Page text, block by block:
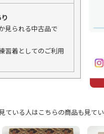
見られる中古品で
習着としてのご利用
ている人はこちらの商品も見て